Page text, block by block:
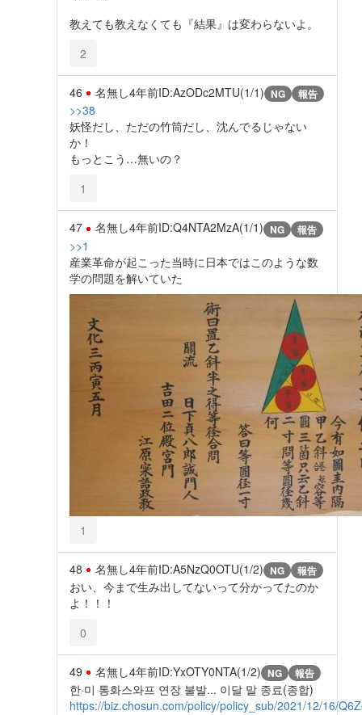
教えても教えなくても『結果』は変わらないよ。
2
46 名無し4年前ID:AzODc2MTU(1/1) NG 報告
>>38
妖怪だし、ただの竹筒だし、沈んでるじゃない
か！
もっとこう…無いの？
1
47 名無し4年前ID:Q4NTA2MzA(1/1) NG 報告
>>1
産業革命が起こった当時に日本ではこのような数
学の問題を解いていた
1
48 名無し4年前ID:A5NzQ0OTU(1/2) NG 報告
おい、今まで生み出してないって分かってたのか
よ！！！
0
49 名無し4年前ID:YxOTY0NTA(1/2) NG 報告
한·미 통화스와프 연장 불발... 이달 말 종료(종합)
https://biz.chosun.com/policy/policy_sub/2021/12/16/